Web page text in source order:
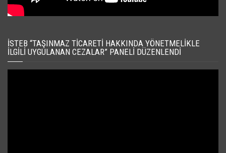
İSTEB “TAŞINMAZ TICARETI HAKKINDA YÖNETMELIKLE
İLGILI UYGULANAN CEZALAR” PANELI DÜZENLENDI